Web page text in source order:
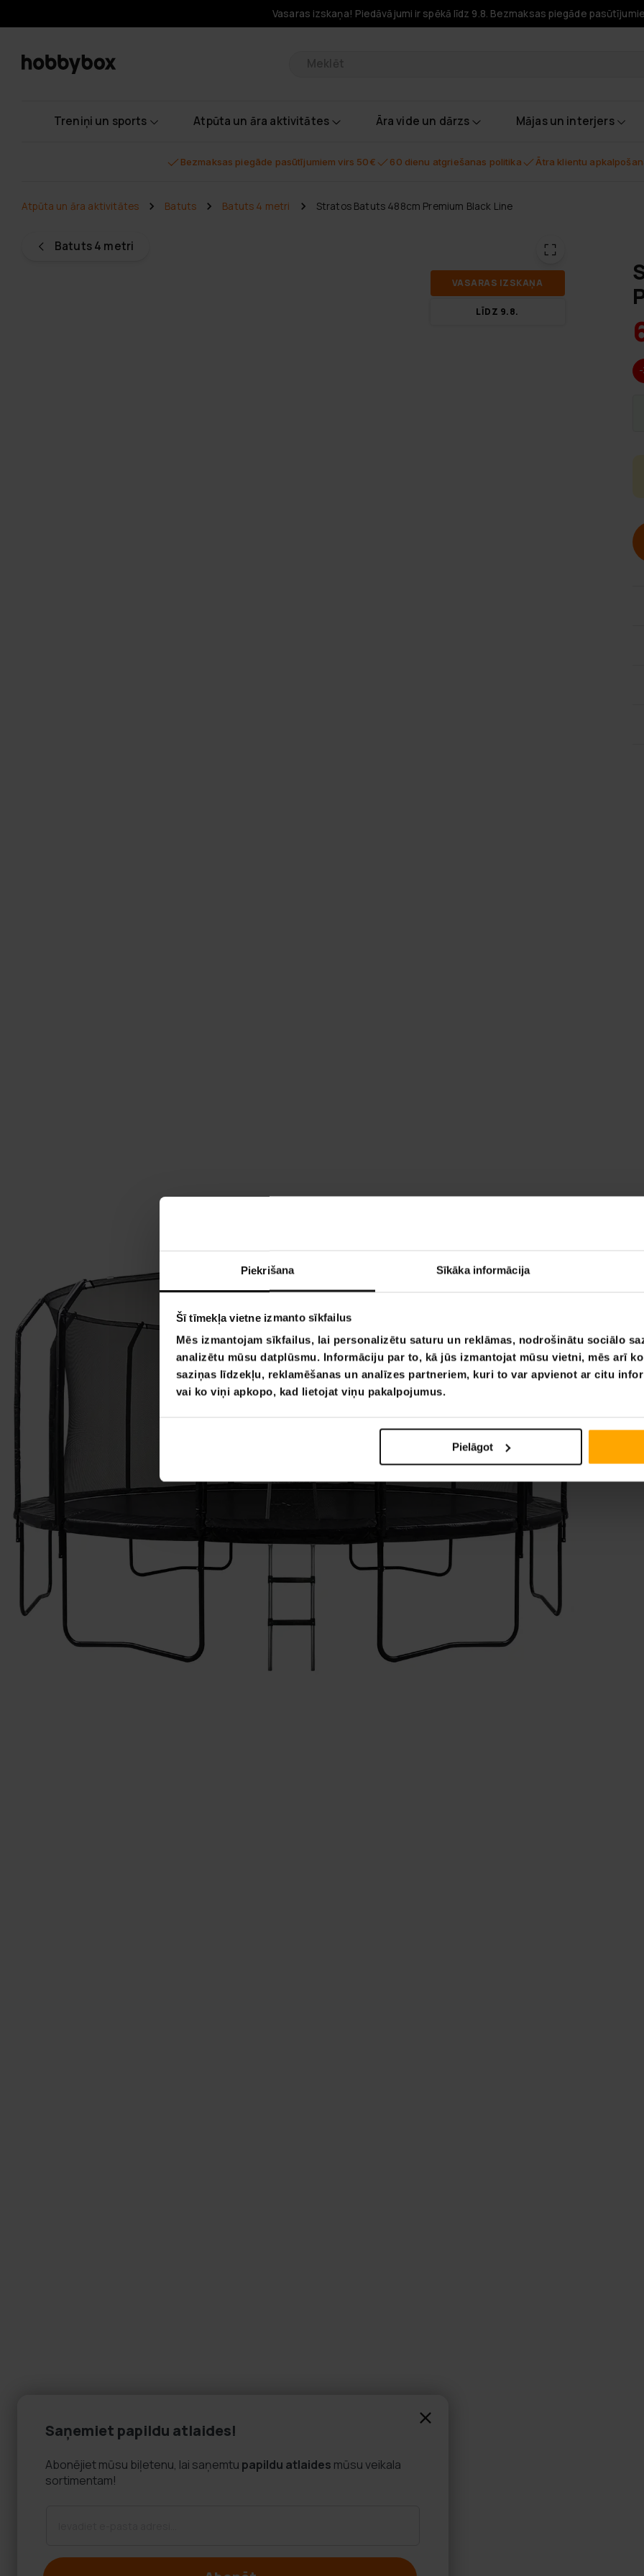
Piekrišana Sīkāka informācija
Šī tīmekļa vietne izmanto sīkfailus
Mēs izmantojam sīkfailus, lai personalizētu saturu un reklāmas, nodrošinātu sociālo
analizētu mūsu datplūsmu. Informāciju par to, kā jūs izmantojat mūsu vietni, mēs arī
saziņas līdzekļu, reklamēšanas un analīzes partneriem, kuri to var apvienot ar citu
vai ko viņi apkopo, kad lietojat viņu pakalpojumus.
Pielāgot
Vasaras izskaņa! Piedāvājumi ir spēkā līdz 9.8. Bezmaksas piegāde
Treniņi un sports Atpūta un āra aktivitātes Āra vide un dārzs Mājas un interjers
Bezmaksas piegāde pasūtījumiem virs 50€ 60 dienu atgriešanas politika Ātra klientu
Batuts 4 metri
Atpūta un āra aktivitātes Batuts Batuts 4 metri Stratos Batuts 488cm Premium Black Line
VA­SA­RAS IZ­SKA­ŅA
LĪDZ 9.8.
Saņemiet papildu atlaides!
Abonējiet mūsu biļetenu, lai saņemtu papildu atlaides mūsu veikala
sortimentam!